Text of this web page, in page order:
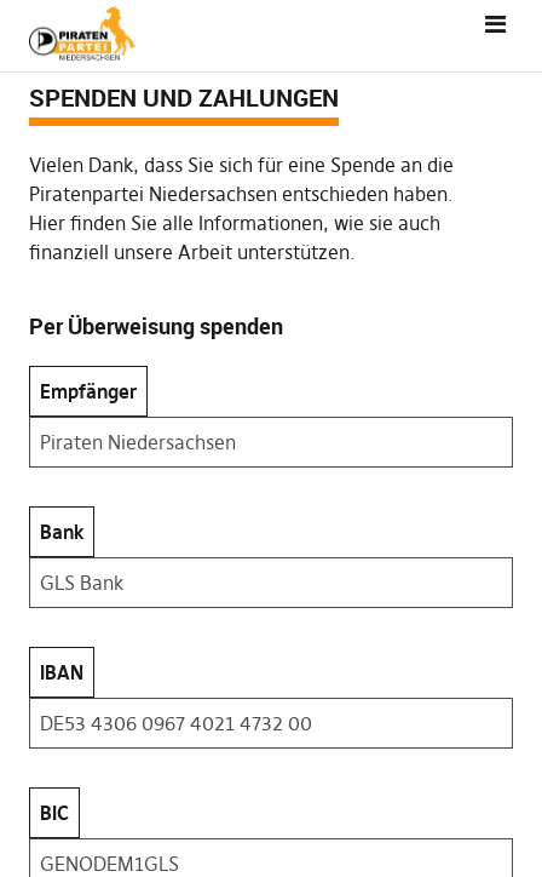
SPENDEN UND ZAHLUNGEN
Vielen Dank, dass Sie sich für eine Spende an die
Piratenpartei Niedersachsen entschieden haben.
Hier finden Sie alle Informationen, wie sie auch
finanziell unsere Arbeit unterstützen.
Per Überweisung spenden
Empfänger
Piraten Niedersachsen
Bank
GLS Bank
IBAN
DE53 4306 0967 4021 4732 00
BIC
GENODEM1GLS